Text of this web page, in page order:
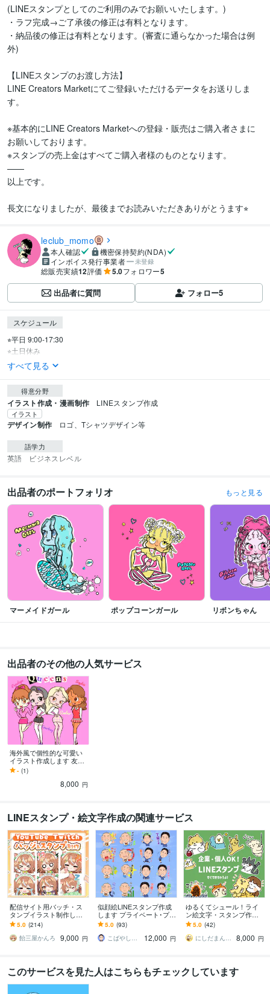
(LINEスタンプとしてのご利用のみでお願いいたします。)
・ラフ完成→ご了承後の修正は有料となります。
・納品後の修正は有料となります。(審査に通らなかった場合は例
外)
【LINEスタンプのお渡し方法】
LINE Creators Marketにてご登録いただけるデータをお送りしま
す。
※基本的にLINE Creators Marketへの登録・販売はご購入者さまに
お願いしております。
※スタンプの売上金はすべてご購入者様のものとなります。
——
以上です。
長文になりましたが、最後までお読みいただきありがとうます⭐︎
leclub_momo
本人確認
機密保持契約(NDA)
インボイス発行事業者
未登録
総販売実績12評価 5.0フォロワー5
出品者に質問 フォロー5
スケジュール
⭐︎平日 9:00-17:30
⭐︎土日休み
すべて見る
得意分野
イラスト作成・漫画制作 LINEスタンプ作成
イラスト
デザイン制作 ロゴ、Tシャツデザイン等
語学力
英語 ビジネスレベル
出品者のポートフォリオ もっと見る
マーメイドガール ポップコーンガール リボンちゃん
出品者のその他の人気サービス
海外風で個性的な可愛い
イラスト作成します 友人•
恋人•家族など大切な人へ
のギフトなどに！
- (1)
8,000 円
LINEスタンプ・絵文字作成の関連サービス
配信サイト用バッチ・ス
タンプイラスト制作しま
す 企業実績あり！メンバ
ーシップやサブスク特典
に最適！
5.0 (214)
飴三屋かんろ
9,000 円
似顔絵LINEスタンプ作成
します プライベート･プレ
ゼント･商用などに！
5.0 (93)
こばやしけい
12,000 円
ゆるくてシュール！ライ
ン絵文字・スタンプ作成
します ペットや似顔絵、
企業のオリジナルキャラ
クターをスタンプに◎
5.0 (42)
にしだまんまる
8,000 円
このサービスを見た人はこちらもチェックしています